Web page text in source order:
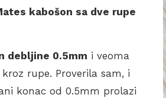
kabošon sa dve rupe
debljine 0.5mm i veoma
rupe. Proverila sam, i
konac od 0.5mm prolazi